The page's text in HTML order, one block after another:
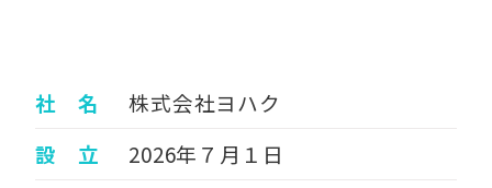
社 名
株式会社ヨハク
設 立
2026年７月１日